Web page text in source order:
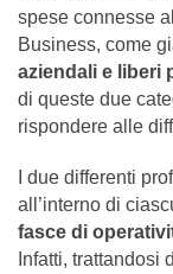
spese connesse
Business, come
aziendali e liberi
di queste due
rispondere alle
I due differenti
all’interno di
fasce di
Infatti, trattandosi